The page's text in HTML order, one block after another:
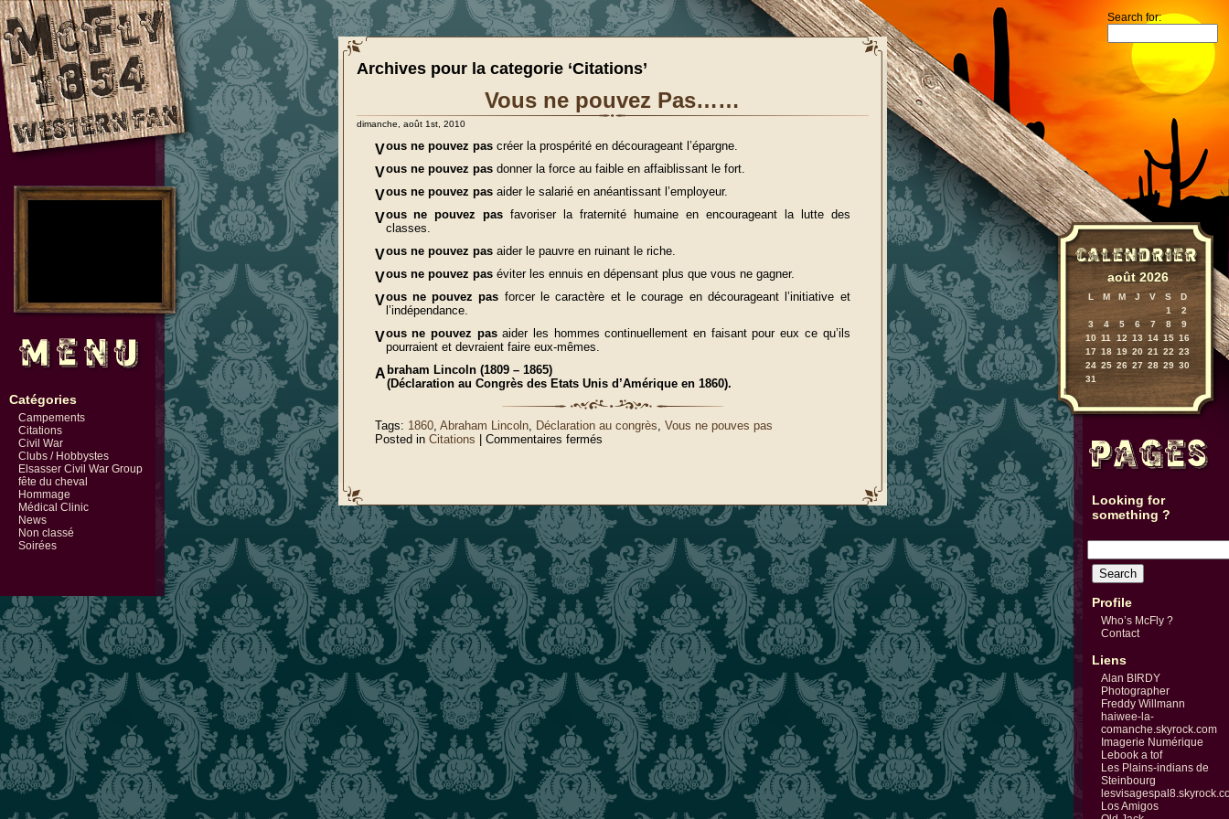
Search for:
août 2026
L M M J V S
D
1
2
3
4 5 6 7 8
9
10 11 12 13 14 15 16
17 18 19 20 21 22 23
24 25 26 27 28 29 30
31
« Mai
Catégories
Campements
Citations
Civil War
Clubs / Hobbystes
Elsasser Civil War Group
fête du cheval
Hommage
Médical Clinic
News
Non classé
Soirées
Archives pour la categorie ‘Citations’
Vous ne pouvez Pas……
dimanche, août 1st, 2010
Vous ne pouvez pascréer la prospérité en décourageant l’épargne.
Vous ne pouvez pasdonner la force au faible en affaiblissant le fort.
Vous ne pouvez pasaider le salarié en anéantissant l’employeur.
Vous ne pouvez pasfavoriser la fraternité humaine en encourageant la lutte des
classes.
Vous ne pouvez pasaider le pauvre en ruinant le riche.
Vous ne pouvez paséviter les ennuis en dépensant plus que vous ne gagner.
Vous ne pouvez pas forcer le caractère et le courage en décourageant l’initiative et
l’indépendance.
Vous ne pouvez pasaider les hommes continuellement en faisant pour eux ce qu’ils
pourraient et devraient faire eux-mêmes.
A braham Lincoln (1809 – 1865)
(Déclaration au Congrès des Etats Unis d’Amérique en 1860).
Tags: 1860, Abraham Lincoln, Déclaration au congrès, Vous ne pouves pas
Posted in Citations Commentaires ferméssur
Looking for
something ?
Profile
Who’s McFly ?
Contact
Liens
Alan BIRDY
Photographer
Freddy Willmann
haiwee-la-
comanche.skyrock.com
Imagerie Numérique
Lebook a tof
Les Plains-indians de
Steinbourg
Los Amigos